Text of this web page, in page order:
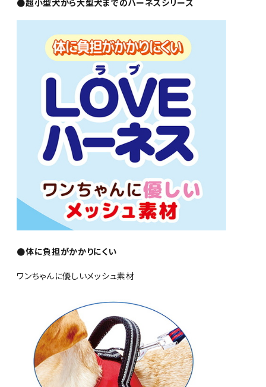
●超小型犬から大型犬までのハーネスシリーズ
●体に負担がかかりにくい
ワンちゃんに優しいメッシュ素材